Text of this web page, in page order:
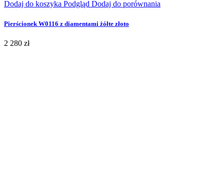
Dodaj do koszyka Podgląd Dodaj do porównania
Pierścionek W0116 z diamentami żółte złoto
2 280 zł